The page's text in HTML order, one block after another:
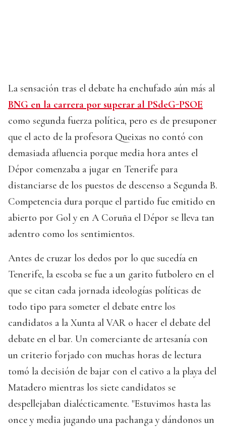
La sensación tras el debate ha enchufado aún más al
BNG en la carrera por superar al PSdeG-PSOE
como segunda fuerza política, pero es de presuponer
que el acto de la profesora Queixas no contó con
demasiada afluencia porque media hora antes el
Dépor comenzaba a jugar en Tenerife para
distanciarse de los puestos de descenso a Segunda B.
Competencia dura porque el partido fue emitido en
abierto por Gol y en A Coruña el Dépor se lleva tan
adentro como los sentimientos.
Antes de cruzar los dedos por lo que sucedía en
Tenerife, la escoba se fue a un garito futbolero en el
que se citan cada jornada ideologías políticas de
todo tipo para someter el debate entre los
candidatos a la Xunta al VAR o hacer el debate del
debate en el bar. Un comerciante de artesanía con
un criterio forjado con muchas horas de lectura
tomó la decisión de bajar con el cativo a la playa del
Matadero mientras los siete candidatos se
despellejaban dialécticamente. "Estuvimos hasta las
once y media jugando una pachanga y dándonos un